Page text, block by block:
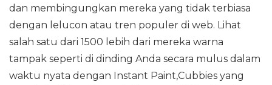
dan membingungkan mereka yang tidak terbiasa
dengan lelucon atau tren populer di web. Lihat
salah satu dari 1500 lebih dari mereka warna
tampak seperti di dinding Anda secara mulus dalam
waktu nyata dengan Instant Paint,Cubbies yang